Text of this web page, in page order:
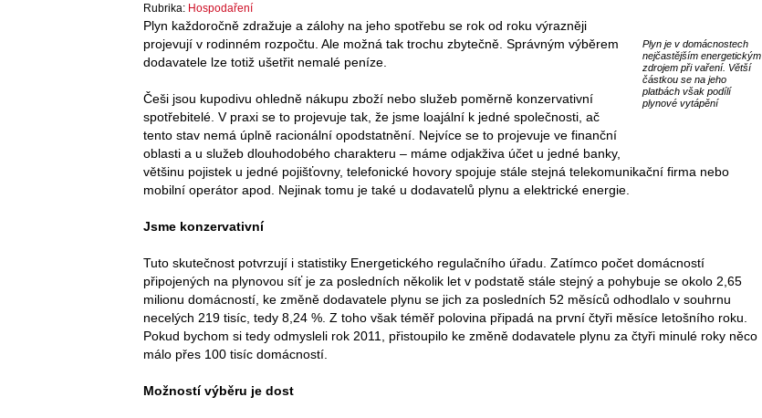
Rubrika: Hospodaření
Plyn je v domácnostech
nejčastějším energetickým
zdrojem při vaření. Větší
částkou se na jeho
platbách však podílí
plynové vytápění
Plyn každoročně zdražuje a zálohy na jeho spotřebu se rok od roku výrazněji
projevují v rodinném rozpočtu. Ale možná tak trochu zbytečně. Správným výběrem
dodavatele lze totiž ušetřit nemalé peníze.
Češi jsou kupodivu ohledně nákupu zboží nebo služeb poměrně konzervativní
spotřebitelé. V praxi se to projevuje tak, že jsme loajální k jedné společnosti, ač
tento stav nemá úplně racionální opodstatnění. Nejvíce se to projevuje ve finanční
oblasti a u služeb dlouhodobého charakteru – máme odjakživa účet u jedné banky,
většinu pojistek u jedné pojišťovny, telefonické hovory spojuje stále stejná telekomunikační firma nebo
mobilní operátor apod. Nejinak tomu je také u dodavatelů plynu a elektrické energie.
Jsme konzervativní
Tuto skutečnost potvrzují i statistiky Energetického regulačního úřadu. Zatímco počet domácností
připojených na plynovou síť je za posledních několik let v podstatě stále stejný a pohybuje se okolo 2,65
milionu domácností, ke změně dodavatele plynu se jich za posledních 52 měsíců odhodlalo v souhrnu
necelých 219 tisíc, tedy 8,24 %. Z toho však téměř polovina připadá na první čtyři měsíce letošního roku.
Pokud bychom si tedy odmysleli rok 2011, přistoupilo ke změně dodavatele plynu za čtyři minulé roky něco
málo přes 100 tisíc domácností.
Možností výběru je dost